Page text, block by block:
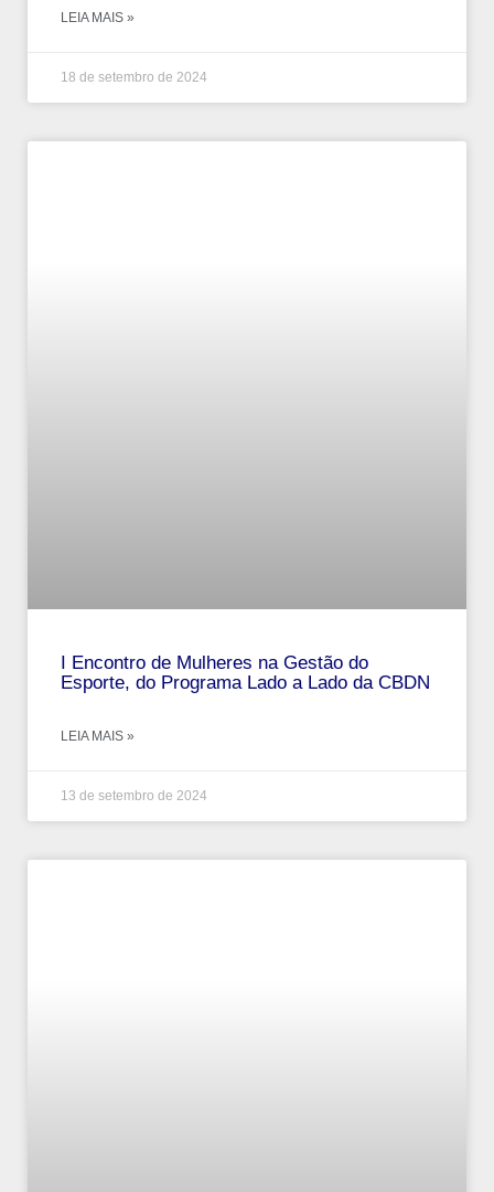
LEIA MAIS »
18 de setembro de 2024
I Encontro de Mulheres na Gestão do
Esporte, do Programa Lado a Lado da CBDN
LEIA MAIS »
13 de setembro de 2024